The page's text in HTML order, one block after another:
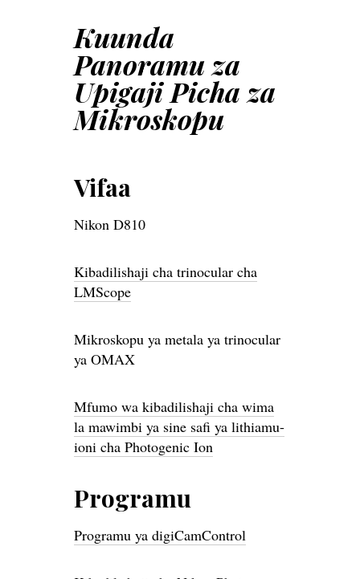
Kuunda
Panoramu za
Upigaji Picha za
Mikroskopu
Vifaa
Nikon D810
Kibadilishaji cha trinocular cha
LMScope
Mikroskopu ya metala ya trinocular
ya OMAX
Mfumo wa kibadilishaji cha wima
la mawimbi ya sine safi ya lithiamu-
ioni cha Photogenic Ion
Programu
Programu ya digiCamControl